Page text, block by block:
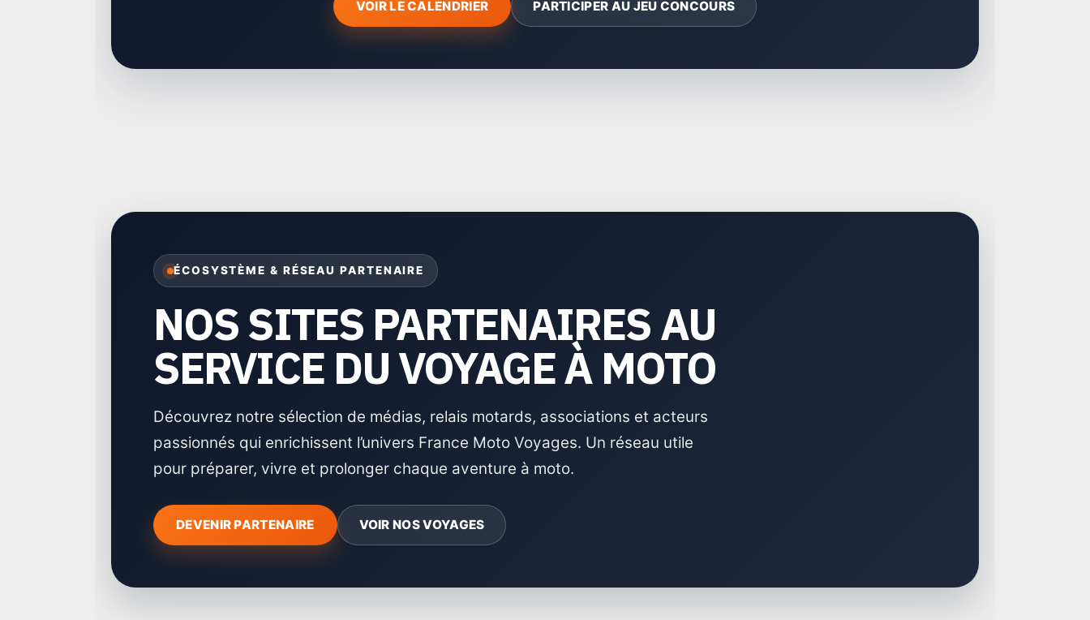
VOIR LE CALENDRIER PARTICIPER AU JEU CONCOURS
ÉCOSYSTÈME & RÉSEAU PARTENAIRE
NOS SITES PARTENAIRES AU
SERVICE DU VOYAGE À MOTO
Découvrez notre sélection de médias, relais motards, associations et acteurs
passionnés qui enrichissent l’univers France Moto Voyages. Un réseau utile
pour préparer, vivre et prolonger chaque aventure à moto.
DEVENIR PARTENAIRE VOIR NOS VOYAGES